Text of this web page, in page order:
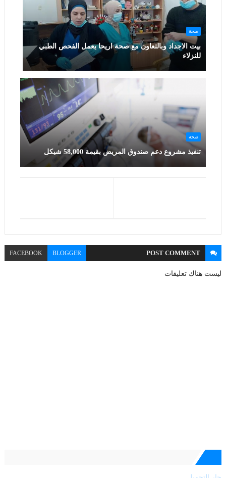
صحة
بيت الاجداد وبالتعاون مع صحة اريحا يعمل الفحص الطبي
للنزلاء
صحة
تنفيذ مشروع دعم صندوق المريض بقيمة 58,000 شيكل
POSTCOMMENT
BLOGGER
FACEBOOK
ليست هناك تعليقات